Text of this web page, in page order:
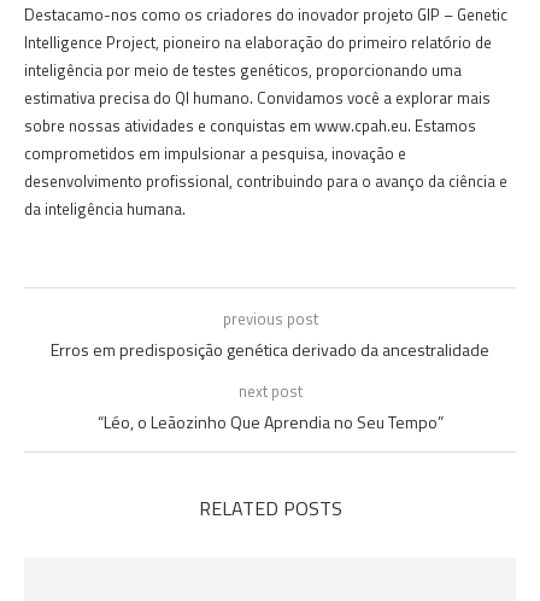
Destacamo-nos como os criadores do inovador projeto GIP – Genetic
Intelligence Project, pioneiro na elaboração do primeiro relatório de
inteligência por meio de testes genéticos, proporcionando uma
estimativa precisa do QI humano. Convidamos você a explorar mais
sobre nossas atividades e conquistas em www.cpah.eu. Estamos
comprometidos em impulsionar a pesquisa, inovação e
desenvolvimento profissional, contribuindo para o avanço da ciência e
da inteligência humana.
previous post
Erros em predisposição genética derivado da ancestralidade
next post
“Léo, o Leãozinho Que Aprendia no Seu Tempo”
RELATED POSTS